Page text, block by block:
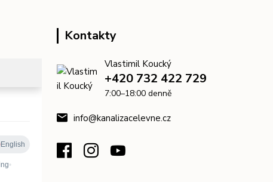
Kontakty
Vlastimil Koucký
+420 732 422 729
7:00–18:00 denně
info@kanalizacelevne.cz